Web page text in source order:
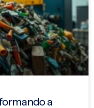
a